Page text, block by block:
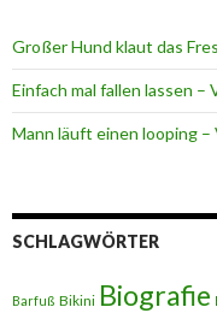
Großer Hund klaut das
Einfach mal fallen lassen –
Mann läuft einen looping –
SCHLAGWÖRTER
Barfuß Bikini Biografie